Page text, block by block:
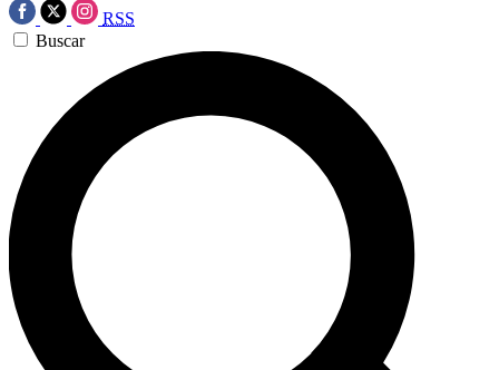
RSS
Buscar